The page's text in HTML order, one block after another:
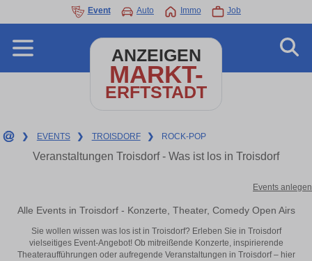
Event Auto Immo Job
ANZEIGEN
MARKT-
ERFTSTADT
❯ EVENTS ❯ TROISDORF ❯ ROCK-POP
Veranstaltungen Troisdorf - Was ist los in Troisdorf
Events anlegen
Alle Events in Troisdorf - Konzerte, Theater, Comedy Open Airs
Sie wollen wissen was los ist in Troisdorf? Erleben Sie in Troisdorf
vielseitiges Event-Angebot! Ob mitreißende Konzerte, inspirierende
Theateraufführungen oder aufregende Veranstaltungen in Troisdorf – hier